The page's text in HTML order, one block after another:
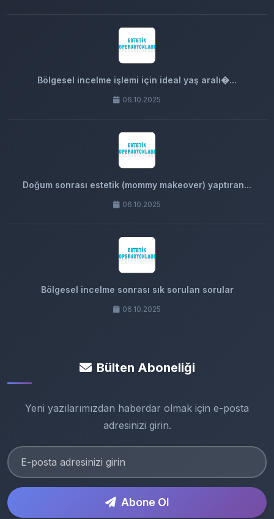
Bölgesel incelme işlemi için ideal yaş aralı�...
06.10.2025
Doğum sonrası estetik (mommy makeover) yaptıran...
06.10.2025
Bölgesel incelme sonrası sık sorulan sorular
06.10.2025
Bülten Aboneliği
Yeni yazılarımızdan haberdar olmak için e-posta
adresinizi girin.
Abone Ol